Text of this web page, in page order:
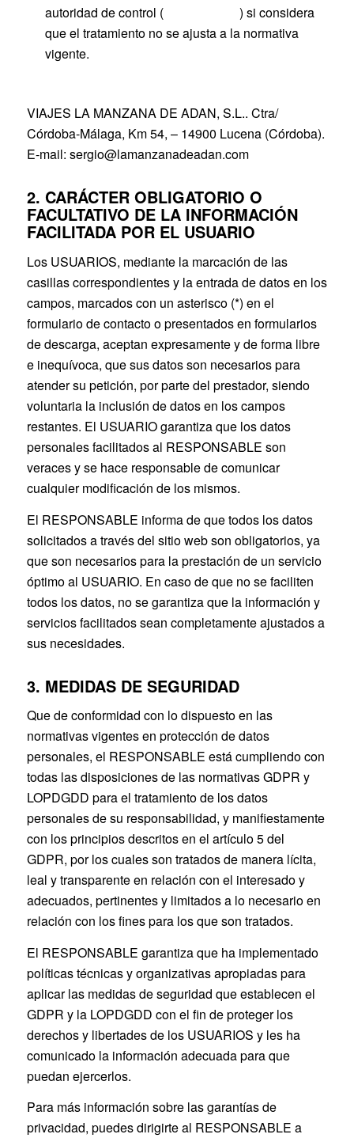
autoridad de control (www.aepd.es ) si considera
que el tratamiento no se ajusta a la normativa
vigente.
VIAJES LA MANZANA DE ADAN, S.L.. Ctra/
Córdoba-Málaga, Km 54, – 14900 Lucena (Córdoba).
E-mail: sergio@lamanzanadeadan.com
2. CARÁCTER OBLIGATORIO O
FACULTATIVO DE LA INFORMACIÓN
FACILITADA POR EL USUARIO
Los USUARIOS, mediante la marcación de las
casillas correspondientes y la entrada de datos en los
campos, marcados con un asterisco (*) en el
formulario de contacto o presentados en formularios
de descarga, aceptan expresamente y de forma libre
e inequívoca, que sus datos son necesarios para
atender su petición, por parte del prestador, siendo
voluntaria la inclusión de datos en los campos
restantes. El USUARIO garantiza que los datos
personales facilitados al RESPONSABLE son
veraces y se hace responsable de comunicar
cualquier modificación de los mismos.
El RESPONSABLE informa de que todos los datos
solicitados a través del sitio web son obligatorios, ya
que son necesarios para la prestación de un servicio
óptimo al USUARIO. En caso de que no se faciliten
todos los datos, no se garantiza que la información y
servicios facilitados sean completamente ajustados a
sus necesidades.
3. MEDIDAS DE SEGURIDAD
Que de conformidad con lo dispuesto en las
normativas vigentes en protección de datos
personales, el RESPONSABLE está cumpliendo con
todas las disposiciones de las normativas GDPR y
LOPDGDD para el tratamiento de los datos
personales de su responsabilidad, y manifiestamente
con los principios descritos en el artículo 5 del
GDPR, por los cuales son tratados de manera lícita,
leal y transparente en relación con el interesado y
adecuados, pertinentes y limitados a lo necesario en
relación con los fines para los que son tratados.
El RESPONSABLE garantiza que ha implementado
políticas técnicas y organizativas apropiadas para
aplicar las medidas de seguridad que establecen el
GDPR y la LOPDGDD con el fin de proteger los
derechos y libertades de los USUARIOS y les ha
comunicado la información adecuada para que
puedan ejercerlos.
Para más información sobre las garantías de
privacidad, puedes dirigirte al RESPONSABLE a